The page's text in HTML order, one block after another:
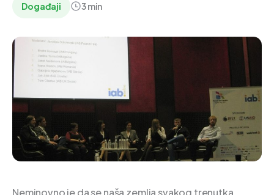
Događaji 3 min
Neminovno je da se naša zemlja svakog trenutka